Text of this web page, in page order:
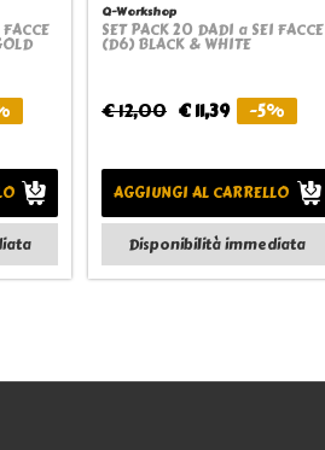
Quickview
Q-Workshop
SET PACK 20 DADI a SEI FACCE
(D6) BLACK & WHITE
€ 12,00 € 11,39 -5%
AGGIUNGI AL CARRELLO
Disponibilità immediata